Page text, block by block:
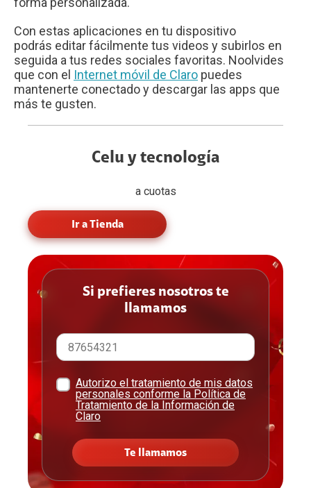
Con estas aplicaciones en tu dispositivo
podrás editar fácilmente tus videos y subirlos en
seguida a tus redes sociales favoritas. Noolvides
que con el Internet móvil de Claro puedes
mantenerte conectado y descargar las apps que
más te gusten.
Celu y tecnología
a cuotas
Ir a Tienda
Si prefieres nosotros te
llamamos
Autorizo el tratamiento de mis datos
personales conforme la Política de
Tratamiento de la Información de
Claro
Te llamamos